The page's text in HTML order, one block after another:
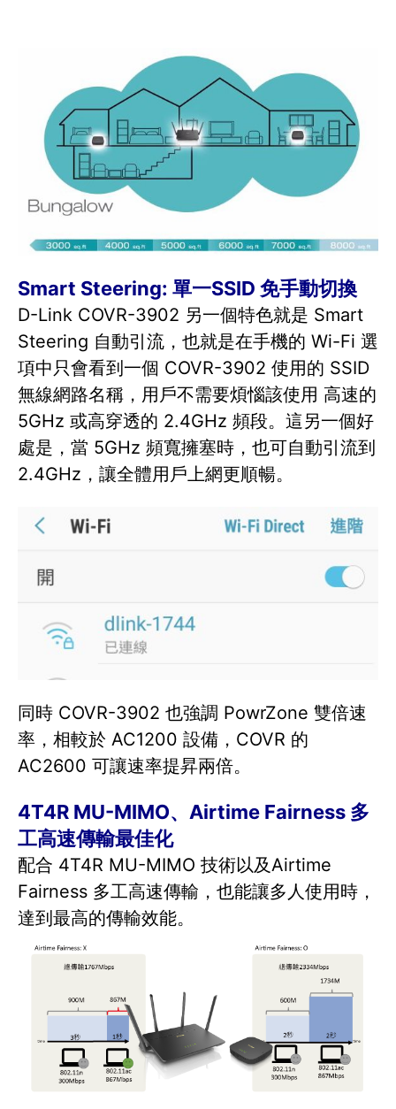
Smart Steering: 單一SSID 免手動切換
D-Link COVR-3902 另一個特色就是 Smart
Steering 自動引流，也就是在手機的 Wi-Fi 選
項中只會看到一個 COVR-3902 使用的 SSID
無線網路名稱，用戶不需要煩惱該使用 高速的
5GHz 或高穿透的 2.4GHz 頻段。這另一個好
處是，當 5GHz 頻寬擁塞時，也可自動引流到
2.4GHz，讓全體用戶上網更順暢。
同時 COVR-3902 也強調 PowrZone 雙倍速
率，相較於 AC1200 設備，COVR 的
AC2600 可讓速率提昇兩倍。
4T4R MU-MIMO、Airtime Fairness 多
工高速傳輸最佳化
配合 4T4R MU-MIMO 技術以及Airtime
Fairness 多工高速傳輸，也能讓多人使用時，
達到最高的傳輸效能。